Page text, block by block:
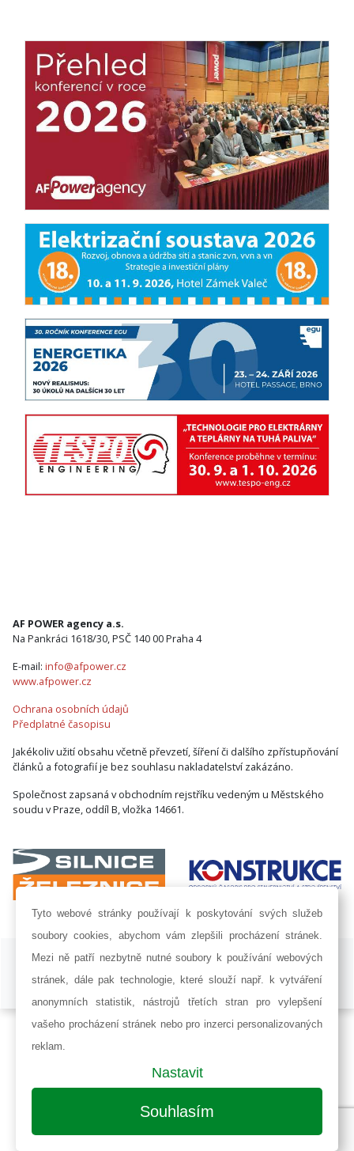
AF POWER agency a.s.
Na Pankráci 1618/30, PSČ 140 00 Praha 4
E-mail: info@afpower.cz
www.afpower.cz
Ochrana osobních údajů
Předplatné časopisu
Jakékoliv užití obsahu včetně převzetí, šíření či dalšího zpřístupňování
článků a fotografií je bez souhlasu nakladatelství zakázáno.
Společnost zapsaná v obchodním rejstříku vedeným u Městského
soudu v Praze, oddíl B, vložka 14661.
ISSN 1802-8535 © 2009 - 2026 AF POWER agency a.s. |
Nastavení
Developed by:
Railsformers s.r.o.
Tyto webové stránky používají k poskytování svých služeb
soubory cookies, abychom vám zlepšili procházení stránek.
Mezi ně patří nezbytně nutné soubory k používání webových
stránek, dále pak technologie, které slouží např. k vytváření
anonymních statistik, nástrojů třetích stran pro vylepšení
vašeho procházení stránek nebo pro inzerci personalizovaných
reklam.
Nastavit
Souhlasím